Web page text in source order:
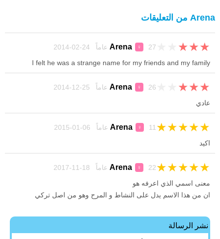
Arena من التعليقات
Arena ♀ 27 عاماً 24-02-2014 ★
★
★
I felt he was a strange name for my friends and my family
Arena ♀ 26 عاماً 25-12-2014 ★
★
★
عادي
Arena ♀ 11 عاماً 06-01-2015 ★
★
★
★
★
اكيد
Arena ♀ 22 عاماً 18-11-2017 ★
★
★
★
★
معنى اسمي الذي اعرفه هو
ان من هذا الاسم يدل على النشاط و المرح وهو من اصل تركي
نشر الرسالة